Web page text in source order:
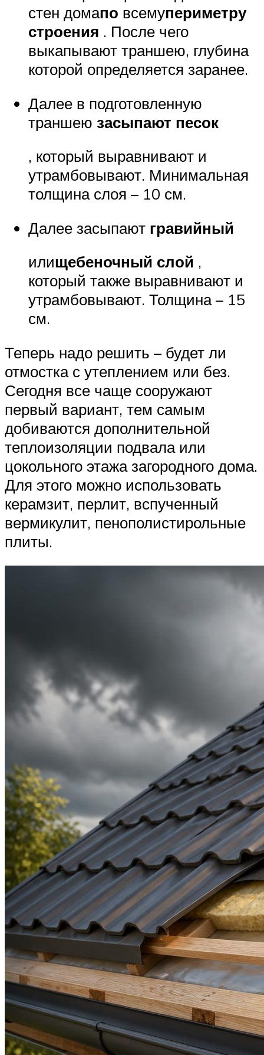
стен домапо всемупериметру
строения . После чего
выкапывают траншею, глубина
которой определяется заранее.
Далее в подготовленную
траншею засыпают песок
, который выравнивают и
утрамбовывают. Минимальная
толщина слоя – 10 см.
Далее засыпают гравийный
илищебеночный слой ,
который также выравнивают и
утрамбовывают. Толщина – 15
см.
Теперь надо решить – будет ли
отмостка с утеплением или без.
Сегодня все чаще сооружают
первый вариант, тем самым
добиваются дополнительной
теплоизоляции подвала или
цокольного этажа загородного дома.
Для этого можно использовать
керамзит, перлит, вспученный
вермикулит, пенополистирольные
плиты.